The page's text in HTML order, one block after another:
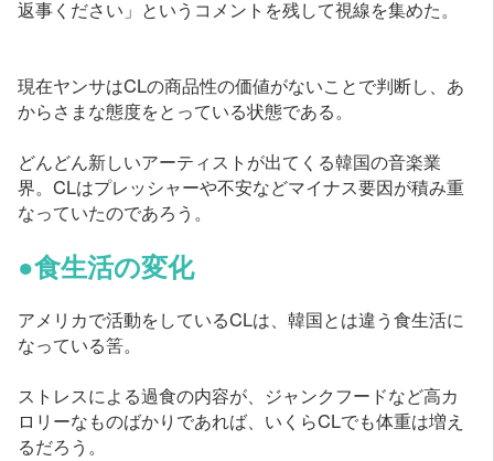
返事ください」というコメントを残して視線を集めた。
現在ヤンサはCLの商品性の価値がないことで判断し、あ
からさまな態度をとっている状態である。
どんどん新しいアーティストが出てくる韓国の音楽業
界。CLはプレッシャーや不安などマイナス要因が積み重
なっていたのであろう。
●食生活の変化
アメリカで活動をしているCLは、韓国とは違う食生活に
なっている筈。
ストレスによる過食の内容が、ジャンクフードなど高カ
ロリーなものばかりであれば、いくらCLでも体重は増え
るだろう。